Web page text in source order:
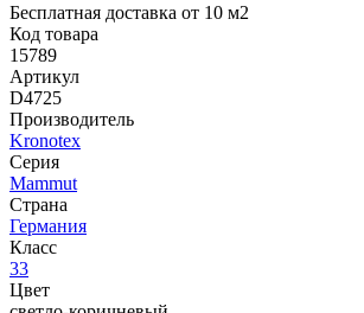
Бесплатная доставка от 10 м2
Код товара
15789
Артикул
D4725
Производитель
Kronotex
Серия
Mammut
Страна
Германия
Класс
33
Цвет